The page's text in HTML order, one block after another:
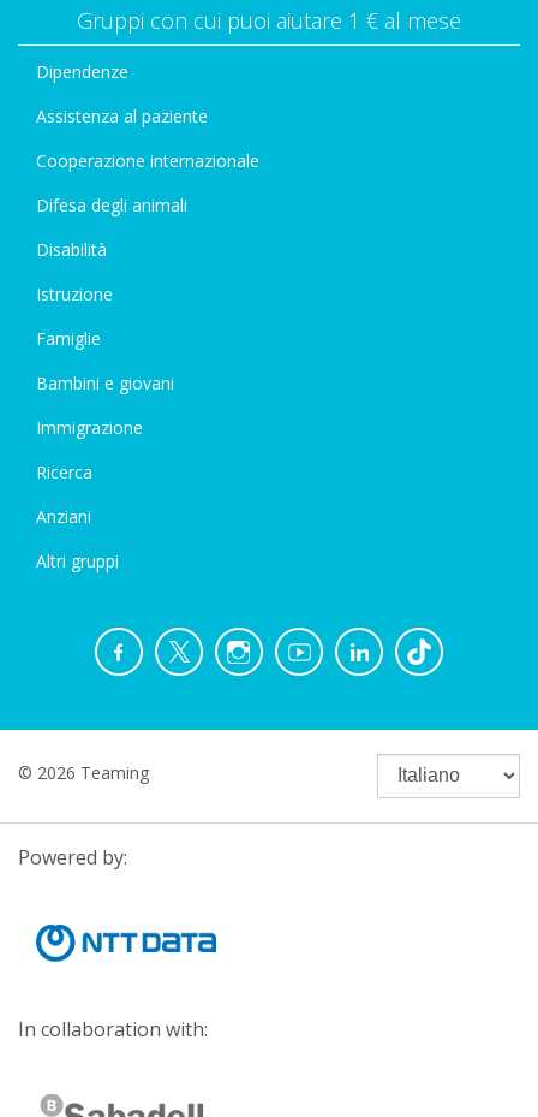
Gruppi con cui puoi aiutare 1 € al mese
Dipendenze
Assistenza al paziente
Cooperazione internazionale
Difesa degli animali
Disabilità
Istruzione
Famiglie
Bambini e giovani
Immigrazione
Ricerca
Anziani
Altri gruppi
© 2026 Teaming
Powered by:
In collaboration with: